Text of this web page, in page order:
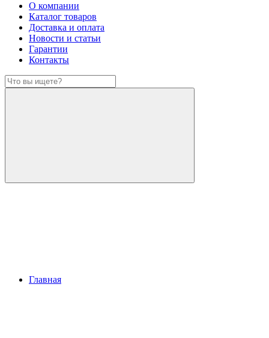
О компании
Каталог товаров
Доставка и оплата
Новости и статьи
Гарантии
Контакты
Главная